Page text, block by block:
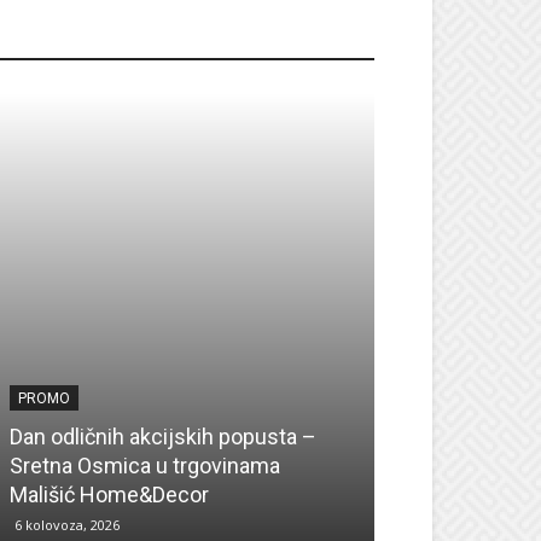
PROMO
Dan odličnih akcijskih popusta –
Sretna Osmica u trgovinama
Mališić Home&Decor
6 kolovoza, 2026